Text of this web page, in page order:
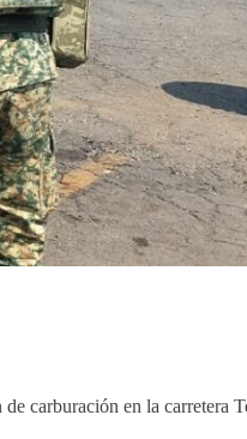
carburación en la carretera